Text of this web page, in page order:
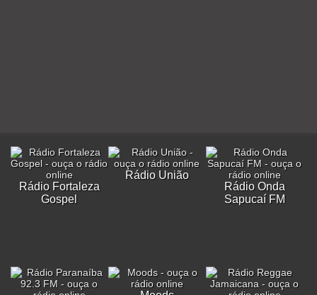
Rádio Fortaleza
Gospel
Rádio União
Rádio Onda
Sapucaí FM